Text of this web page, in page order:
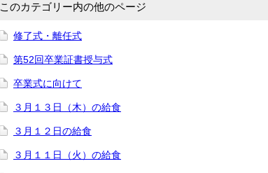
このカテゴリー内の他のページ
修了式・離任式
第52回卒業証書授与式
卒業式に向けて
３月１３日（木）の給食
３月１２日の給食
３月１１日（火）の給食